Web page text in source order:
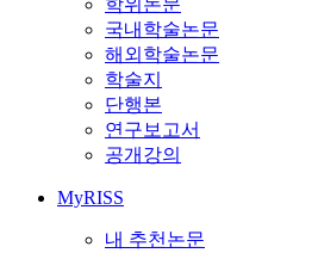
학위논문
국내학술논문
해외학술논문
학술지
단행본
연구보고서
공개강의
MyRISS
내 추천논문